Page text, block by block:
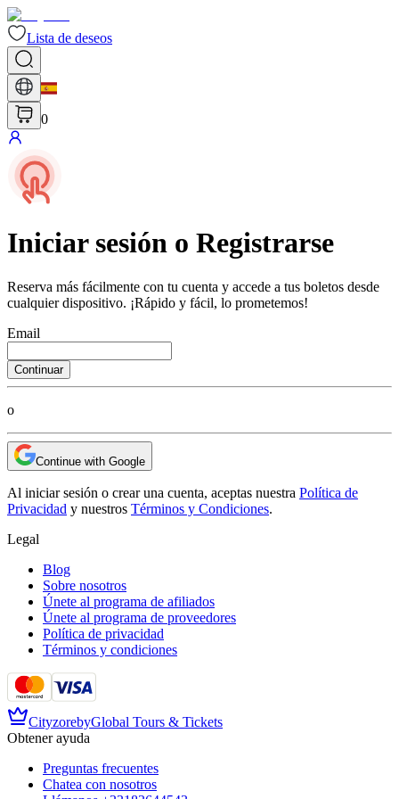
Lista de deseos
0
Iniciar sesión o Registrarse
Reserva más fácilmente con tu cuenta y accede a tus boletos desde
cualquier dispositivo. ¡Rápido y fácil, lo prometemos!
Email
Continuar
o
Continue with Google
Al iniciar sesión o crear una cuenta, aceptas nuestra Política de
Privacidad y nuestros Términos y Condiciones.
Legal
Blog
Sobre nosotros
Únete al programa de afiliados
Únete al programa de proveedores
Política de privacidad
Términos y condiciones
CityzorebyGlobal Tours & Tickets
Obtener ayuda
Preguntas frecuentes
Chatea con nosotros